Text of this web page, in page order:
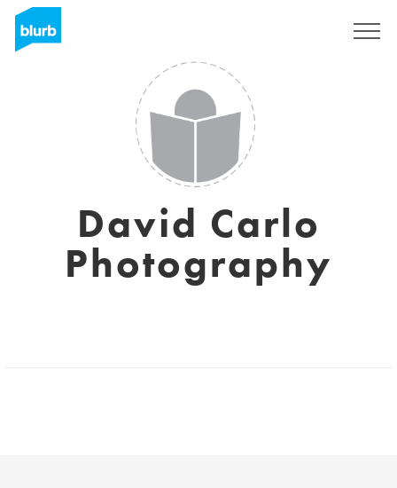
David Carlo
Photography